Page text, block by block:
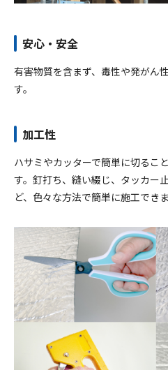
安心・安全
有害物質を含まず、毒性や発がん
す。
加工性
ハサミやカッターで簡単に切るこ
す。釘打ち、縫い綴じ、タッカー
ど、色々な方法で簡単に施工できま